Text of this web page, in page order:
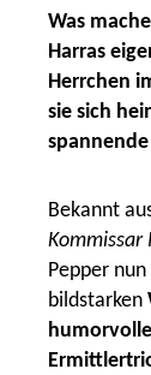
Was
Harras
Herrchen
sie sich
spannende
Bekannt
Kommissar
Pepper
bildstarken